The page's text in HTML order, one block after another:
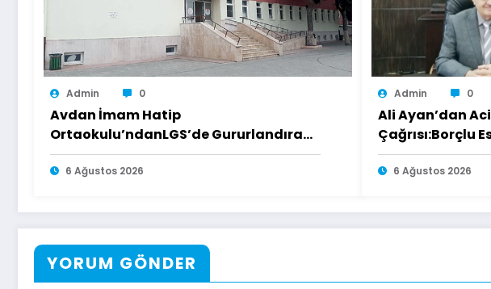
Admin 0
Avdan İmam Hatip
Ortaokulu’ndanLGS’de Gururlandıran
Başarı
6 Ağustos 2026
Admin 0
Ali Ayan’dan
Çağrısı:Borçlu
Ulaşamıyor
6 Ağustos 2026
YORUM GÖNDER